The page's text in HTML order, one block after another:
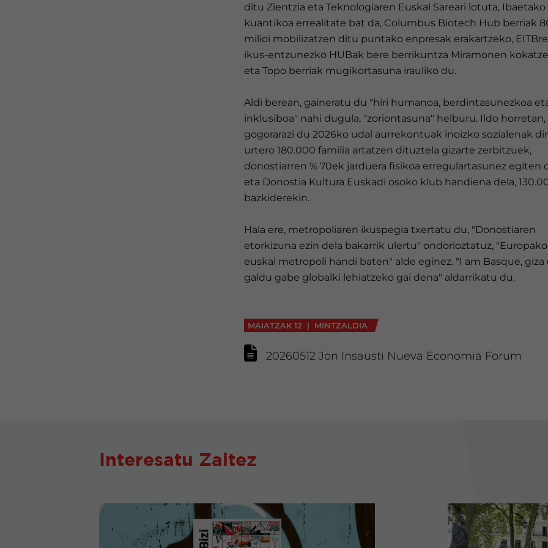
ditu Zientzia eta Teknologiaren Euskal Sareari lotuta,
kuantikoa errealitate bat da, Columbus Biotech Hub berriak
milioi mobilizatzen ditu puntako enpresak erakartzeko,
ikus-entzunezko HUBak bere berrikuntza Miramonen
eta Topo berriak mugikortasuna irauliko du.
Aldi berean, gaineratu du "hiri humanoa, berdintasunezkoa
inklusiboa" nahi dugula, "zoriontasuna" helburu. Ildo horretan,
gogorarazi du 2026ko udal aurrekontuak inoizko sozialenak
urtero 180.000 familia artatzen dituztela gizarte zerbitzuek,
donostiarren % 70ek jarduera fisikoa erregulartasunez egiten
eta Donostia Kultura Euskadi osoko klub handiena dela,
bazkiderekin.
Hala ere, metropoliaren ikuspegia txertatu du, "Donostiaren
etorkizuna ezin dela bakarrik ulertu" ondorioztatuz, "Europako
euskal metropoli handi baten" alde eginez. "I am Basque, giza
galdu gabe globalki lehiatzeko gai dena" aldarrikatu du.
MAIATZAK 12 | MINTZALDIA
20260512 Jon Insausti Nueva Economia Forum
Interesatu Zaitez